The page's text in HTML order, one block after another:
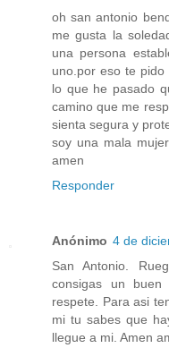
oh san antonio
me gusta la
una persona
uno.por eso te
lo que he pasado
camino que me
sienta segura y
soy una mala
amen
Responder
Anónimo 4 de
San Antonio.
consigas un
respete. Para asi
mi tu sabes que
llegue a mi. Amen